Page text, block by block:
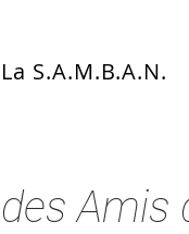
La S.A.M.B.A.N.
Amis